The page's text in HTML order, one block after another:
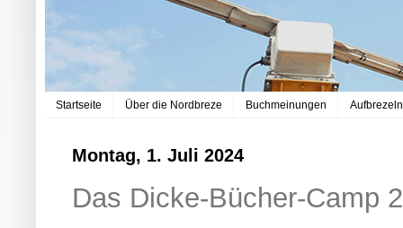
Startseite Über die Nordbreze Buchmeinungen
Montag, 1. Juli 2024
Das Dicke-Bücher-Camp